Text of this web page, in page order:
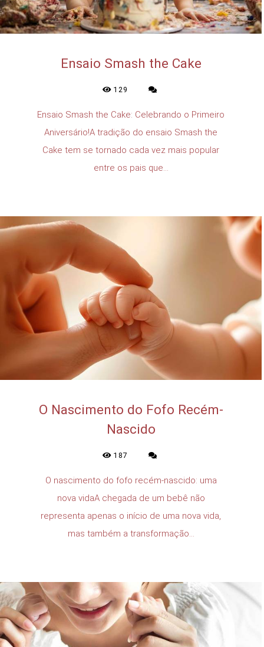
Ensaio Smash the Cake
129
Ensaio Smash the Cake: Celebrando o Primeiro
Aniversário!A tradição do ensaio Smash the
Cake tem se tornado cada vez mais popular
entre os pais que...
O Nascimento do Fofo Recém-
Nascido
187
O nascimento do fofo recém-nascido: uma
nova vidaA chegada de um bebê não
representa apenas o início de uma nova vida,
mas também a transformação...